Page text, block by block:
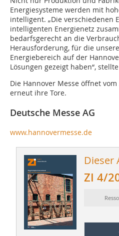
Energiesysteme werden mit
intelligent. „Die verschiedenen
intelligenten Energienetz
bedarfsgerecht an die
Herausforderung, für die
Energiebereich auf der
Lösungen gezeigt haben“,
Die Hannover Messe öffnet
erneut ihre Tore.
Deutsche Messe AG
www.hannovermesse.de
Dieser
ZI 4/